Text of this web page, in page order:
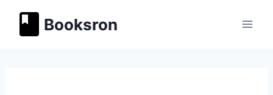
содержимому
Booksron